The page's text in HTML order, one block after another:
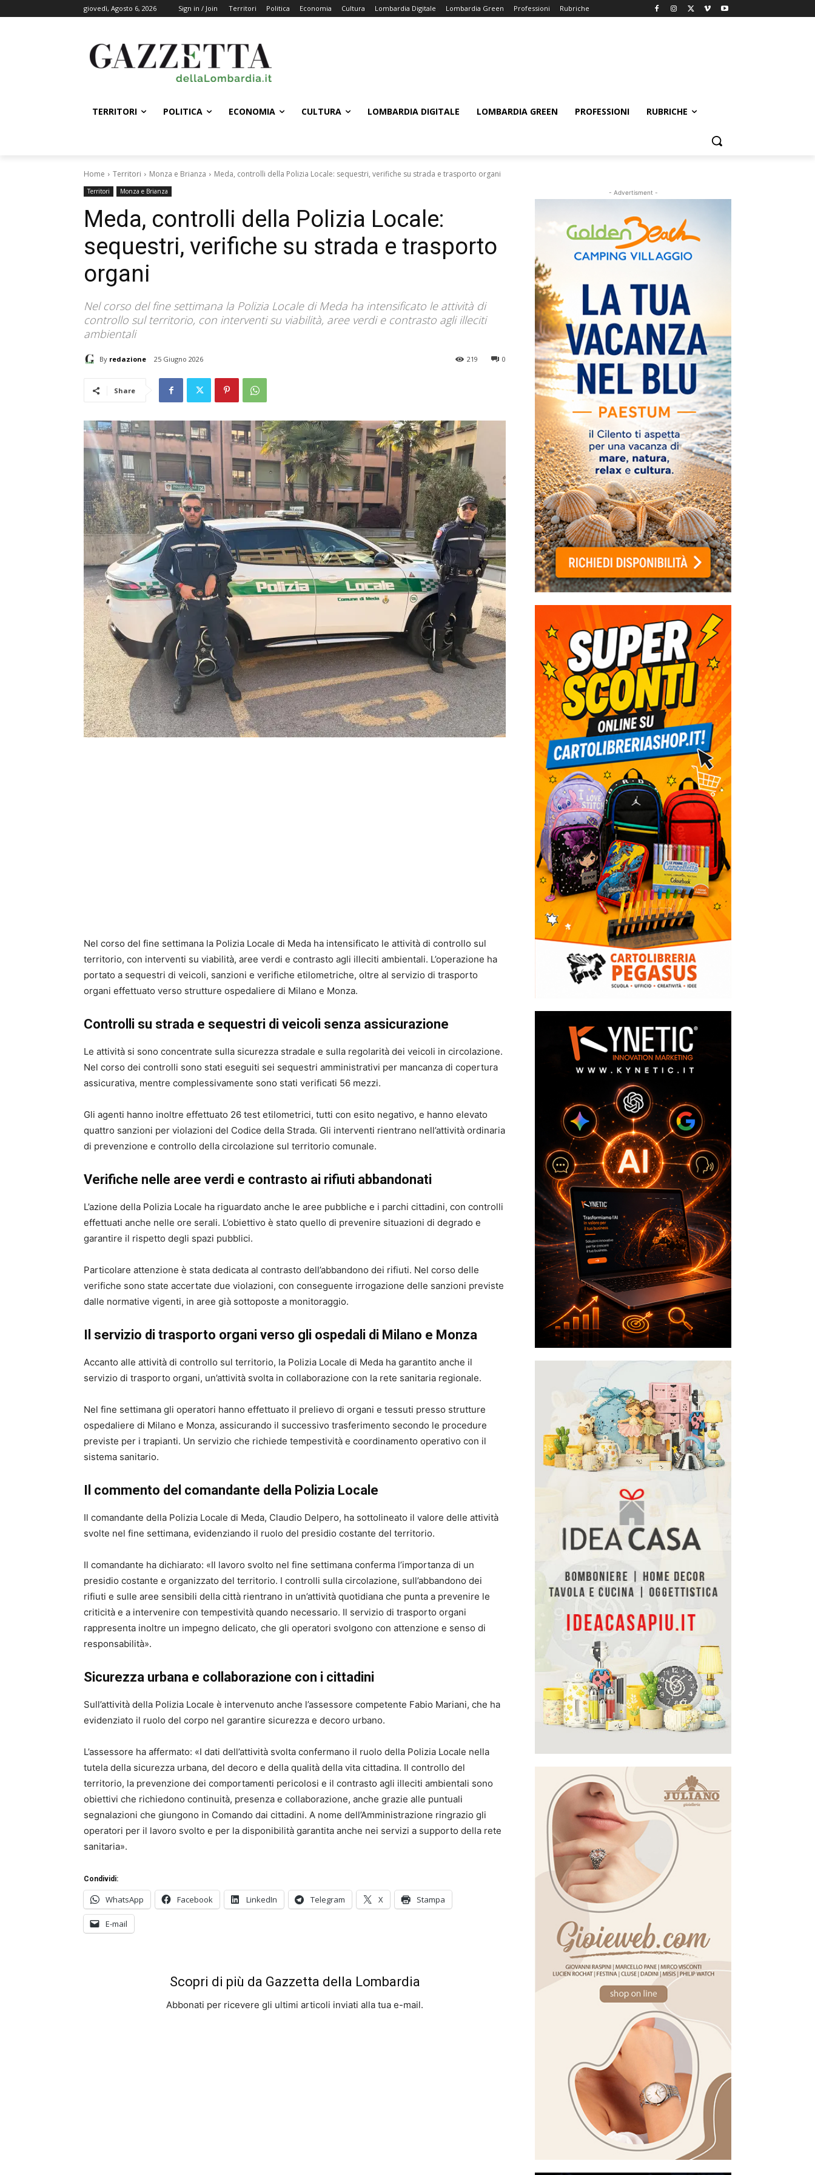
giovedì, Agosto 6, 2026 Sign in / Join Territori Politica Economia Cultura Lombardia Digitale Lombardia Green Professioni Rubriche
TERRITORI POLITICA ECONOMIA CULTURA LOMBARDIA DIGITALE LOMBARDIA GREEN PROFESSIONI RUBRICHE
Home Territori Monza e Brianza Meda, controlli della Polizia Locale: sequestri, verifiche su strada e trasporto organi
Territori Monza e Brianza
Meda, controlli della Polizia Locale:
sequestri, verifiche su strada e trasporto
organi
Nel corso del fine settimana la Polizia Locale di Meda ha intensificato le attività di
controllo sul territorio, con interventi su viabilità, aree verdi e contrasto agli illeciti
ambientali
By redazione 25 Giugno 2026 0
219
Share
Nel corso del fine settimana la Polizia Locale di Meda ha intensificato le attività di controllo sul
territorio, con interventi su viabilità, aree verdi e contrasto agli illeciti ambientali. L’operazione ha
portato a sequestri di veicoli, sanzioni e verifiche etilometriche, oltre al servizio di trasporto
organi effettuato verso strutture ospedaliere di Milano e Monza.
Controlli su strada e sequestri di veicoli senza assicurazione
Le attività si sono concentrate sulla sicurezza stradale e sulla regolarità dei veicoli in circolazione.
Nel corso dei controlli sono stati eseguiti sei sequestri amministrativi per mancanza di copertura
assicurativa, mentre complessivamente sono stati verificati 56 mezzi.
Gli agenti hanno inoltre effettuato 26 test etilometrici, tutti con esito negativo, e hanno elevato
quattro sanzioni per violazioni del Codice della Strada. Gli interventi rientrano nell’attività ordinaria
di prevenzione e controllo della circolazione sul territorio comunale.
Verifiche nelle aree verdi e contrasto ai rifiuti abbandonati
L’azione della Polizia Locale ha riguardato anche le aree pubbliche e i parchi cittadini, con controlli
effettuati anche nelle ore serali. L’obiettivo è stato quello di prevenire situazioni di degrado e
garantire il rispetto degli spazi pubblici.
Particolare attenzione è stata dedicata al contrasto dell’abbandono dei rifiuti. Nel corso delle
verifiche sono state accertate due violazioni, con conseguente irrogazione delle sanzioni previste
dalle normative vigenti, in aree già sottoposte a monitoraggio.
Il servizio di trasporto organi verso gli ospedali di Milano e Monza
Accanto alle attività di controllo sul territorio, la Polizia Locale di Meda ha garantito anche il
servizio di trasporto organi, un’attività svolta in collaborazione con la rete sanitaria regionale.
Nel fine settimana gli operatori hanno effettuato il prelievo di organi e tessuti presso strutture
ospedaliere di Milano e Monza, assicurando il successivo trasferimento secondo le procedure
previste per i trapianti. Un servizio che richiede tempestività e coordinamento operativo con il
sistema sanitario.
Il commento del comandante della Polizia Locale
Il comandante della Polizia Locale di Meda, Claudio Delpero, ha sottolineato il valore delle attività
svolte nel fine settimana, evidenziando il ruolo del presidio costante del territorio.
Il comandante ha dichiarato: «Il lavoro svolto nel fine settimana conferma l’importanza di un
presidio costante e organizzato del territorio. I controlli sulla circolazione, sull’abbandono dei
rifiuti e sulle aree sensibili della città rientrano in un’attività quotidiana che punta a prevenire le
criticità e a intervenire con tempestività quando necessario. Il servizio di trasporto organi
rappresenta inoltre un impegno delicato, che gli operatori svolgono con attenzione e senso di
responsabilità».
Sicurezza urbana e collaborazione con i cittadini
Sull’attività della Polizia Locale è intervenuto anche l’assessore competente Fabio Mariani, che ha
evidenziato il ruolo del corpo nel garantire sicurezza e decoro urbano.
L’assessore ha affermato: «I dati dell’attività svolta confermano il ruolo della Polizia Locale nella
tutela della sicurezza urbana, del decoro e della qualità della vita cittadina. Il controllo del
territorio, la prevenzione dei comportamenti pericolosi e il contrasto agli illeciti ambientali sono
obiettivi che richiedono continuità, presenza e collaborazione, anche grazie alle puntuali
segnalazioni che giungono in Comando dai cittadini. A nome dell’Amministrazione ringrazio gli
operatori per il lavoro svolto e per la disponibilità garantita anche nei servizi a supporto della rete
sanitaria».
Condividi:
WhatsApp Facebook LinkedIn Telegram X Stampa
E-mail
Scopri di più da Gazzetta della Lombardia
Abbonati per ricevere gli ultimi articoli inviati alla tua e-mail.
- Advertisment -